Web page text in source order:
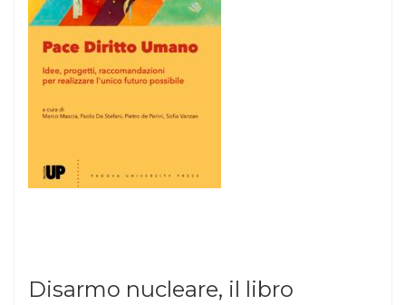
Disarmo nucleare, il libro